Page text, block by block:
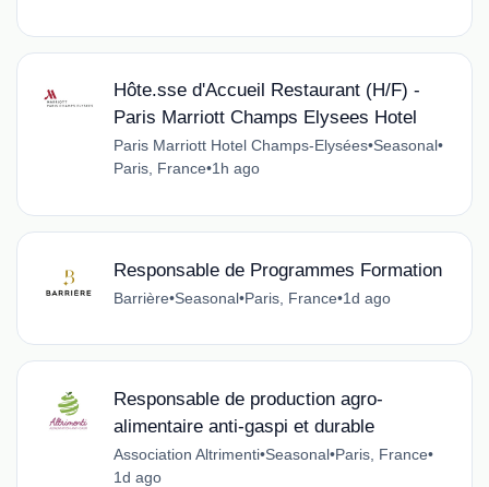
Hôte.sse d'Accueil Restaurant (H/F) -
Paris Marriott Champs Elysees Hotel
Paris Marriott Hotel Champs-Elysées•Seasonal•
Paris, France•1h ago
Responsable de Programmes Formation
Barrière•Seasonal•Paris, France•1d ago
Responsable de production agro-
alimentaire anti-gaspi et durable
Association Altrimenti•Seasonal•Paris, France•
1d ago